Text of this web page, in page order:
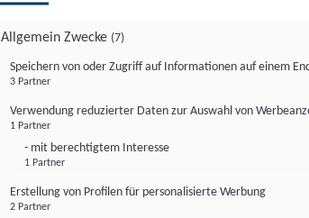
Allgemein Zwecke (7)
Speichern von oder Zugriff auf Informationen auf einem
3 Partner
Verwendung reduzierter Daten zur Auswahl von
1 Partner
- mit berechtigtem Interesse
1 Partner
Erstellung von Profilen für personalisierte Werbung
2 Partner